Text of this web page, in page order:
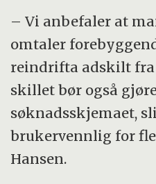
– Vi anbefaler at
omtaler
reindrifta adskilt fra
skillet bør også
søknadsskjemaet,
brukervennlig for
Hansen.